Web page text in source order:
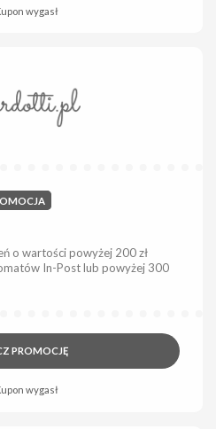
wygasł
o wartości powyżej 200 zł
In-Post lub powyżej 300
PROMOCJĘ
wygasł